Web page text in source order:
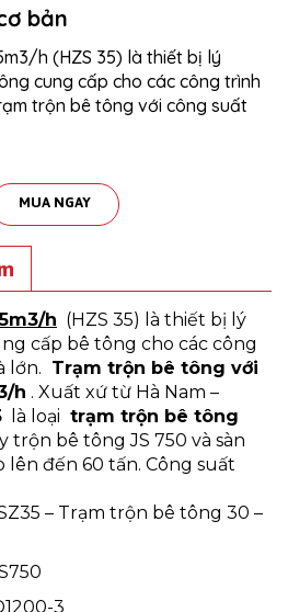
bản
h (HZS 35) là thiết bị lý
cung cấp cho các công trình
trộn bê tông với công suất
MUA NGAY
h (HZS 35) là thiết bị lý
cấp bê tông cho các công
lớn. Trạm trộn bê tông với
h . Xuất xứ từ Hà Nam –
là loại trạm trộn bê tông
trộn bê tông JS 750 và sàn
lên đến 60 tấn. Công suất
– Trạm trộn bê tông 30 –
3